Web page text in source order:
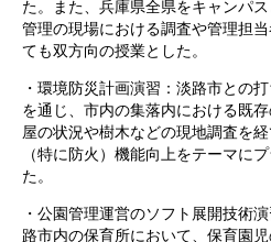
た。また、兵庫県全県をキャンパ
管理の現場における調査や管理担
ても双方向の授業とした。
・環境防災計画演習：淡路市との
を通じ、市内の集落内における既
屋の状況や樹木などの現地調査を
（特に防火）機能向上をテーマに
た。
・公園管理運営のソフト展開技術
路市内の保育所において、保育園